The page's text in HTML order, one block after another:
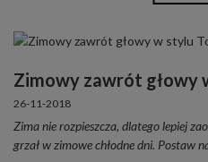
Zimowy zawrót głowy
26-11-2018
Zima nie rozpieszcza, dlatego lepiej
grzał w zimowe chłodne dni. Postaw